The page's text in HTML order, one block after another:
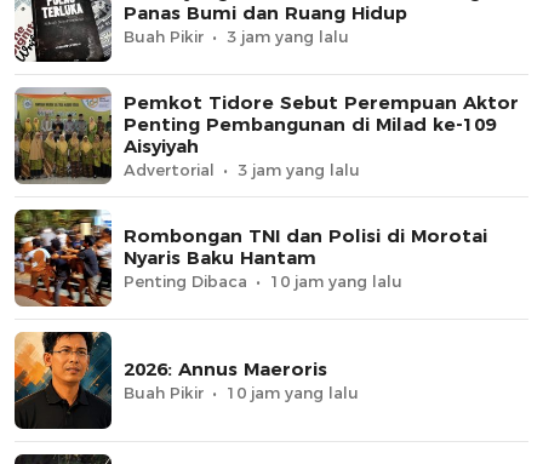
Panas Bumi dan Ruang Hidup
Buah Pikir 3 jam yang lalu
Pemkot Tidore Sebut Perempuan Aktor
Penting Pembangunan di Milad ke-109
Aisyiyah
Advertorial 3 jam yang lalu
Rombongan TNI dan Polisi di Morotai
Nyaris Baku Hantam
Penting Dibaca 10 jam yang lalu
2026: Annus Maeroris
Buah Pikir 10 jam yang lalu